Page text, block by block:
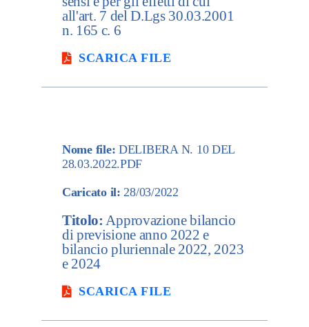
all'art. 7 del D.Lgs 30.03.2001
n. 165 c. 6
SCARICA FILE
Nome file: DELIBERA N. 10 DEL
28.03.2022.PDF
Caricato il: 28/03/2022
Titolo: Approvazione bilancio
di previsione anno 2022 e
bilancio pluriennale 2022, 2023
e 2024
SCARICA FILE